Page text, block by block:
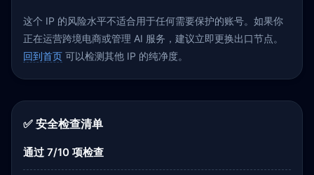
这个 IP 的风险水平不适合用于任何需要保护的账号。如果你
正在运营跨境电商或管理 AI 服务，建议立即更换出口节点。
回到首页 可以检测其他 IP 的纯净度。
✅ 安全检查清单
通过 7/10 项检查